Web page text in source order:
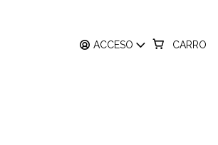
ACCESO CARRO
18k